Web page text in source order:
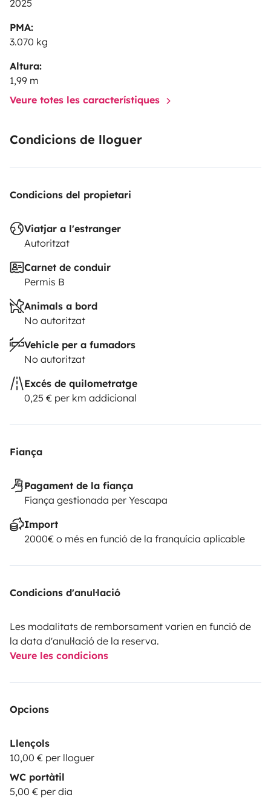
2025
PMA:
3.070 kg
Altura:
1,99 m
Veure totes les característiques
Condicions de lloguer
Condicions del propietari
Viatjar a l'estranger
Autoritzat
Carnet de conduir
Permis B
Animals a bord
No autoritzat
Vehicle per a fumadors
No autoritzat
Excés de quilometratge
0,25 € per km addicional
Fiança
Pagament de la fiança
Fiança gestionada per Yescapa
Import
2000€ o més en funció de la franquícia aplicable
Condicions d'anul·lació
Les modalitats de remborsament varien en funció de
la data d'anul·lació de la reserva.
Veure les condicions
Opcions
Llençols
10,00 € per lloguer
WC portàtil
5,00 € per dia